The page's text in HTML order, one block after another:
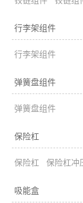
行李架组件
行李架组件
弹簧盘组件
弹簧盘组件
保险杠
保险杠 保险杠冲
吸能盒